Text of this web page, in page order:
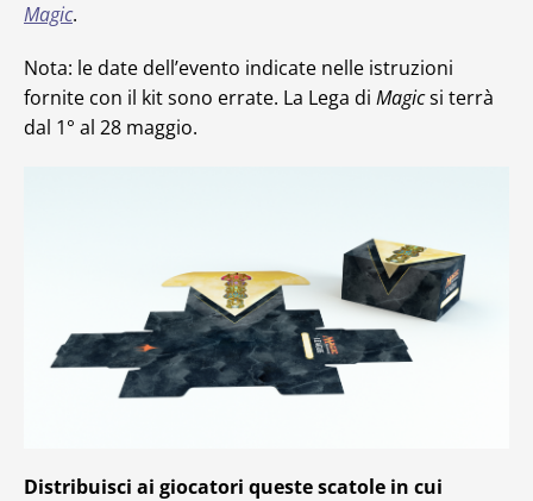
Magic.
Nota: le date dell’evento indicate nelle istruzioni
fornite con il kit sono errate. La Lega di Magicsi terrà
dal 1° al 28 maggio.
Distribuisci ai giocatori queste scatole in cui